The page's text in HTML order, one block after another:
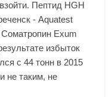
Пептид HGH
- Aquatest
Exum
избыток
с 44 тонн в 2015
не таким, не